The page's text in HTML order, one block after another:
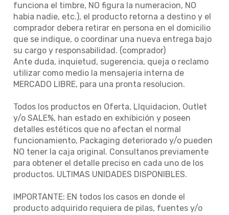
funciona el timbre, NO figura la numeracion, NO
habia nadie, etc.), el producto retorna a destino y el
comprador debera retirar en persona en el domicilio
que se indique, o coordinar una nueva entrega bajo
su cargo y responsabilidad. (comprador)
Ante duda, inquietud, sugerencia, queja o reclamo
utilizar como medio la mensajeria interna de
MERCADO LIBRE, para una pronta resolucion.
Todos los productos en Oferta, LIquidacion, Outlet
y/o SALE%, han estado en exhibición y poseen
detalles estéticos que no afectan el normal
funcionamiento, Packaging deteriorado y/o pueden
NO tener la caja original. Consultanos previamente
para obtener el detalle preciso en cada uno de los
productos. ULTIMAS UNIDADES DISPONIBLES.
IMPORTANTE: EN todos los casos en donde el
producto adquirido requiera de pilas, fuentes y/o